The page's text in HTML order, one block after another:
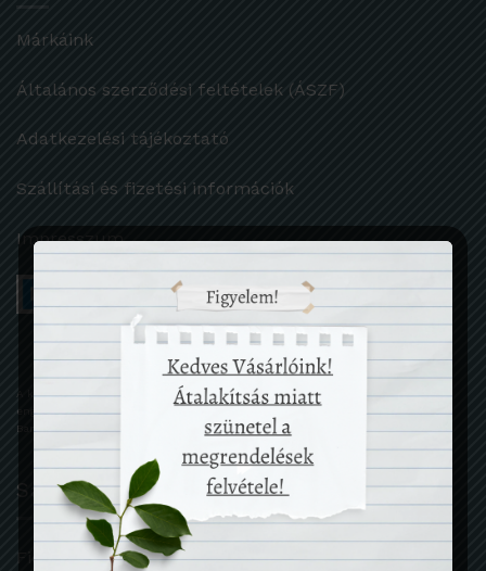
Márkáink
Általános szerződési feltételek (ÁSZF)
Adatkezelési tájékoztató
Szállítási és fizetési információk
Impresszum
A kényelmes és biztonságos online fizetést a Barion Payment Zrt. biztosítja, MNB
engedély száma: H-EN-I-1064/2013
Bankkártya adatai áruházunkhoz nem jutnak el.
Saját fiók
Fiókadatok